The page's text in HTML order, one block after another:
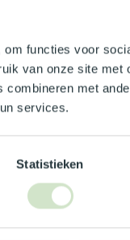
functies voor
van onze site met
met
services.
Statistieken